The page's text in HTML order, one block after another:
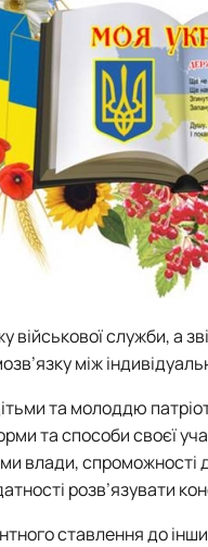
військової служби, а
між
та молоддю
та способи своєї
влади,
розв’язувати
ставлення до